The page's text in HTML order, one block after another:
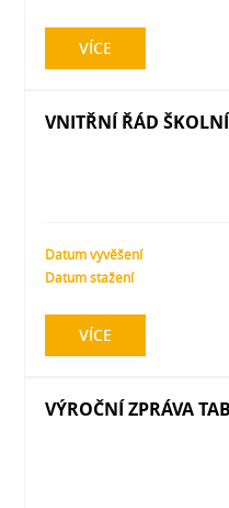
VÍCE
VNITŘNÍ ŘÁD
Datum vyvěšení
Datum stažení
VÍCE
VÝROČNÍ ZPRÁVA